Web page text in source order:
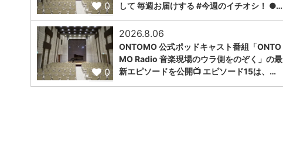
0 して 毎週お届けする #今週のイチオシ！ ●…
0
2026.8.06
ONTOMO 公式ポッドキャスト番組「ONTO
MO Radio 音楽現場のウラ側をのぞく」の最
新エピソードを公開📺 エピソード15は、…